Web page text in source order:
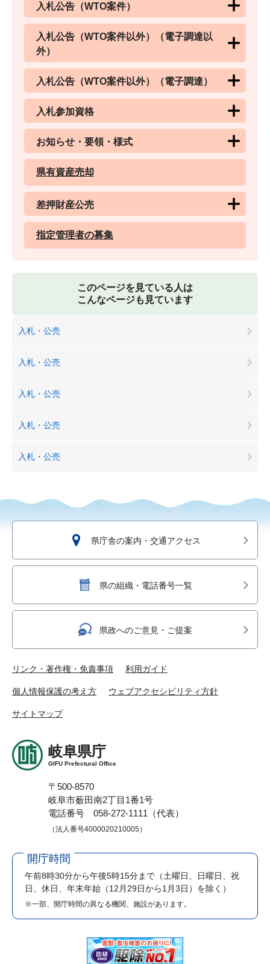
入札公告（WTO案件）
入札公告（WTO案件以外）（電子調達以
外）
入札公告（WTO案件以外）（電子調達）
入札参加資格
お知らせ・要領・様式
県有資産売却
差押財産公売
指定管理者の募集
このページを見ている人は
こんなページも見ています
入札・公売
入札・公売
入札・公売
入札・公売
入札・公売
県庁舎の案内・交通アクセス
県の組織・電話番号一覧
県政へのご意見・ご提案
リンク・著作権・免責事項 利用ガイド
個人情報保護の考え方 ウェブアクセシビリティ方針
サイトマップ
岐阜県庁
GIFU Prefectural Office
〒500-8570
岐阜市薮田南2丁目1番1号
電話番号 058-272-1111（代表）
（法人番号4000020210005）
開庁時間
午前8時30分から午後5時15分まで （土曜日、日曜日、祝
日、休日、年末年始（12月29日から1月3日）を除く）
※一部、開庁時間の異なる機関、施設があります。